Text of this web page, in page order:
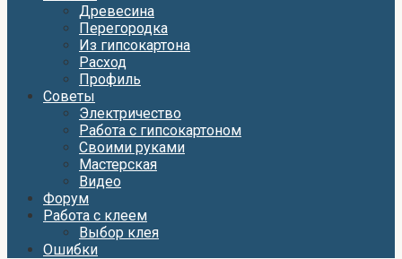
Древесина
Перегородка
Из гипсокартона
Расход
Профиль
Советы
Электричество
Работа с гипсокартоном
Своими руками
Мастерская
Видео
Форум
Работа с клеем
Выбор клея
Ошибки